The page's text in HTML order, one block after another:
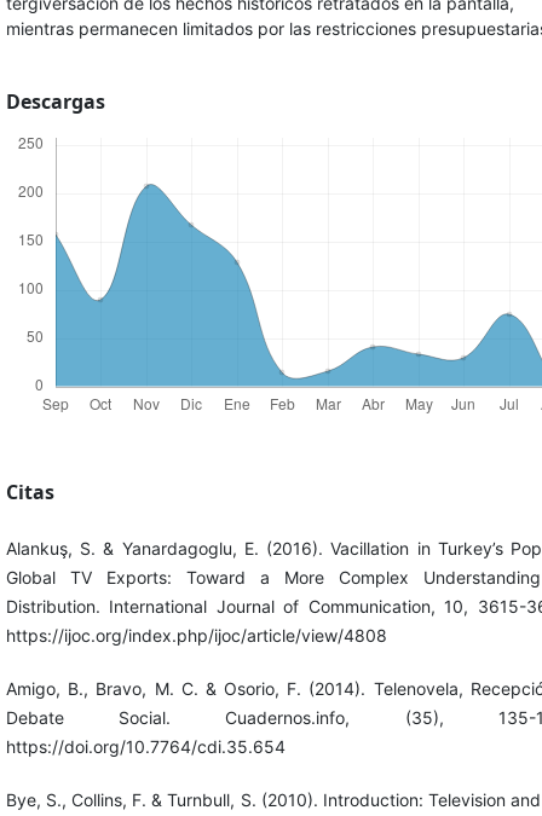
mientras permanecen limitados por las restricciones
Descargas
Citas
Alankuş, S. & Yanardagoglu, E. (2016). Vacillation in Turkey’s
Global TV Exports: Toward a More Complex
Distribution. International Journal of Communication, 10, 3615-
https://ijoc.org/index.php/ijoc/article/view/4808
Amigo, B., Bravo, M. C. & Osorio, F. (2014). Telenovela,
Debate Social. Cuadernos.info, (35), 135-
https://doi.org/10.7764/cdi.35.654
Bye, S., Collins, F. & Turnbull, S. (2010). Introduction: Television